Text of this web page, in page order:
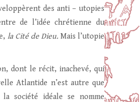
des anti – utopies
de l’idée chrétienne du
la Cité de Dieu.Mais l’utopie
dont le récit, inachevé, qui
Atlantide n’est autre que
société idéale se nomme